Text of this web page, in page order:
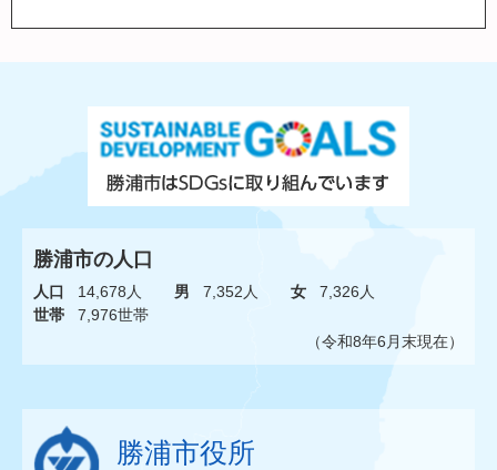
勝浦市の人口
人口 14,678人 男 7,352人 女
7,326人
世帯
7,976世帯
（令和8年6月末現在）
勝浦市役所